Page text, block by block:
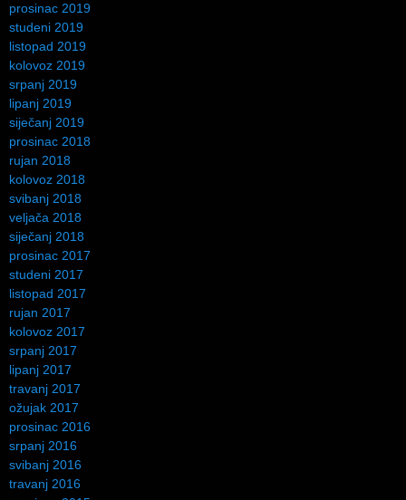
prosinac 2019
studeni 2019
listopad 2019
kolovoz 2019
srpanj 2019
lipanj 2019
siječanj 2019
prosinac 2018
rujan 2018
kolovoz 2018
svibanj 2018
veljača 2018
siječanj 2018
prosinac 2017
studeni 2017
listopad 2017
rujan 2017
kolovoz 2017
srpanj 2017
lipanj 2017
travanj 2017
ožujak 2017
prosinac 2016
srpanj 2016
svibanj 2016
travanj 2016